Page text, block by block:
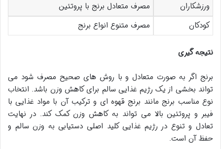
ورزشکاران
مصرف متعادل برنج با پروتئین
کودکان
مصرف متنوع انواع برنج
نتیجه گیری
برنج اگر به صورت متعادل و با روش های صحیح مصرف شود می
تواند بخشی از یک رژیم غذایی سالم برای کاهش وزن باشد. انتخاب
نوع مناسب برنج مانند برنج قهوه ای و ترکیب آن با مواد غذایی با
فیبر و پروتئین بالا می تواند به کاهش وزن کمک کند. در نهایت
تعادل و تنوع در رژیم غذایی کلید اصلی دستیابی به وزن سالم و
حفظ آن است.